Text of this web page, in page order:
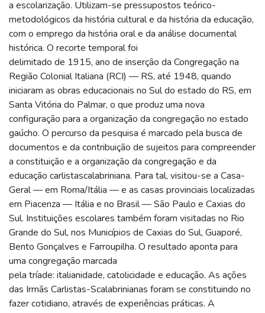
a escolarização. Utilizam-se pressupostos teórico-
metodológicos da história cultural e da história da educação,
com o emprego da história oral e da análise documental
histórica. O recorte temporal foi
delimitado de 1915, ano de inserção da Congregação na
Região Colonial Italiana (RCI) — RS, até 1948, quando
iniciaram as obras educacionais no Sul do estado do RS, em
Santa Vitória do Palmar, o que produz uma nova
configuração para a organização da congregação no estado
gaúcho. O percurso da pesquisa é marcado pela busca de
documentos e da contribuição de sujeitos para compreender
a constituição e a organização da congregação e da
educação carlistascalabriniana. Para tal, visitou-se a Casa-
Geral — em Roma/Itália — e as casas provinciais localizadas
em Piacenza — Itália e no Brasil — São Paulo e Caxias do
Sul. Instituições escolares também foram visitadas no Rio
Grande do Sul, nos Municípios de Caxias do Sul, Guaporé,
Bento Gonçalves e Farroupilha. O resultado aponta para
uma congregação marcada
pela tríade: italianidade, catolicidade e educação. As ações
das Irmãs Carlistas-Scalabrinianas foram se constituindo no
fazer cotidiano, através de experiências práticas. A